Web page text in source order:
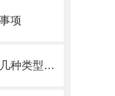
项
贝克曼离心机转头一般有哪几种类型呢？